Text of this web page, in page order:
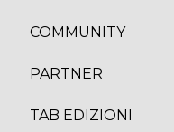
COMMUNITY
PARTNER
TAB EDIZIONI